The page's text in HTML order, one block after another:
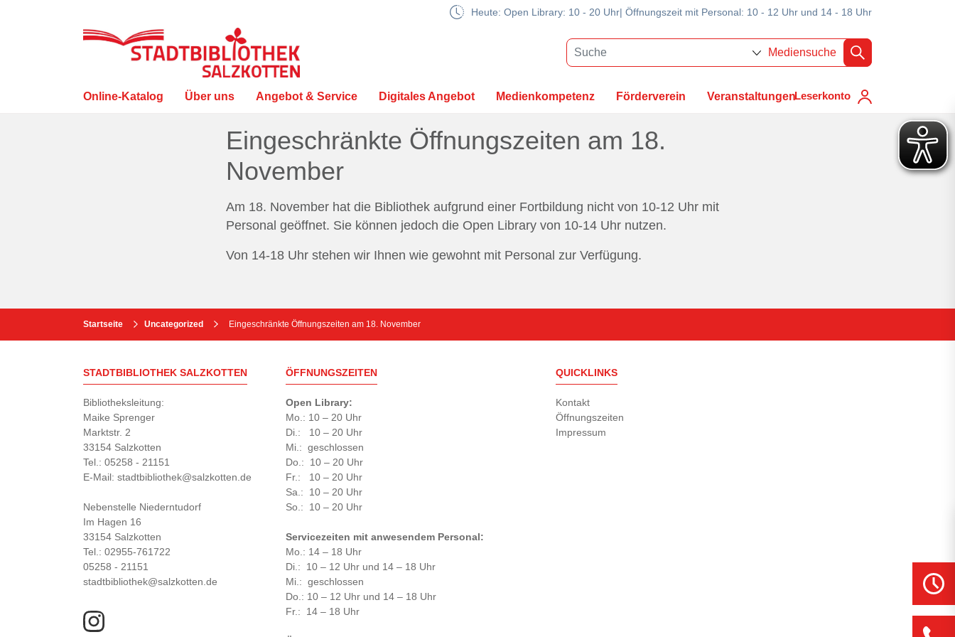
Heute: Open Library: 10 - 20 Uhr| Öffnungszeit mit Personal: 10 - 12 Uhr und 14 - 18 Uhr
Mediensuche
Online-Katalog Über uns Angebot & Service Digitales Angebot Medienkompetenz Förderverein VeranstaltungenLeserkonto
Eingeschränkte Öffnungszeiten am 18.
November
Am 18. November hat die Bibliothek aufgrund einer Fortbildung nicht von 10-12 Uhr mit
Personal geöffnet. Sie können jedoch die Open Library von 10-14 Uhr nutzen.
Von 14-18 Uhr stehen wir Ihnen wie gewohnt mit Personal zur Verfügung.
Startseite Uncategorized Eingeschränkte Öffnungszeiten am 18. November
STADTBIBLIOTHEK SALZKOTTEN
Bibliotheksleitung:
Maike Sprenger
Marktstr. 2
33154 Salzkotten
Tel.: 05258 - 21151
E-Mail: stadtbibliothek@salzkotten.de
Nebenstelle Niederntudorf
Im Hagen 16
33154 Salzkotten
Tel.: 02955-761722
05258 - 21151
stadtbibliothek@salzkotten.de
ÖFFNUNGSZEITEN
Open Library:
Mo.: 10 – 20 Uhr
Di.: 10 – 20 Uhr
Mi.: geschlossen
Do.: 10 – 20 Uhr
Fr.: 10 – 20 Uhr
Sa.: 10 – 20 Uhr
So.: 10 – 20 Uhr
Servicezeiten mit anwesendem Personal:
Mo.: 14 – 18 Uhr
Di.: 10 – 12 Uhr und 14 – 18 Uhr
Mi.: geschlossen
Do.: 10 – 12 Uhr und 14 – 18 Uhr
Fr.: 14 – 18 Uhr
QUICKLINKS
Kontakt
Öffnungszeiten
Impressum